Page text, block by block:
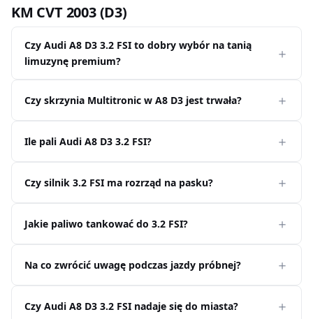
KM CVT 2003 (D3)
Czy Audi A8 D3 3.2 FSI to dobry wybór na tanią
limuzynę premium?
Czy skrzynia Multitronic w A8 D3 jest trwała?
Ile pali Audi A8 D3 3.2 FSI?
Czy silnik 3.2 FSI ma rozrząd na pasku?
Jakie paliwo tankować do 3.2 FSI?
Na co zwrócić uwagę podczas jazdy próbnej?
Czy Audi A8 D3 3.2 FSI nadaje się do miasta?